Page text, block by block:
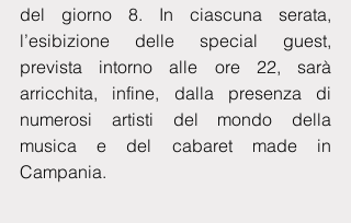
del giorno 8. In ciascuna serata,
l’esibizione delle special guest,
prevista intorno alle ore 22, sarà
arricchita, infine, dalla presenza di
numerosi artisti del mondo della
musica e del cabaret made in
Campania.